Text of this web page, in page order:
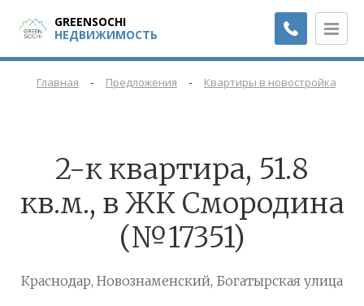
GREENSOCHI
НЕДВИЖИМОСТЬ
Главная - Предложения - Квартиры в новостройках
2-к квартира, 51.8
кв.м., в ЖК Смородина
(№17351)
Краснодар, Новознаменский, Богатырская улица